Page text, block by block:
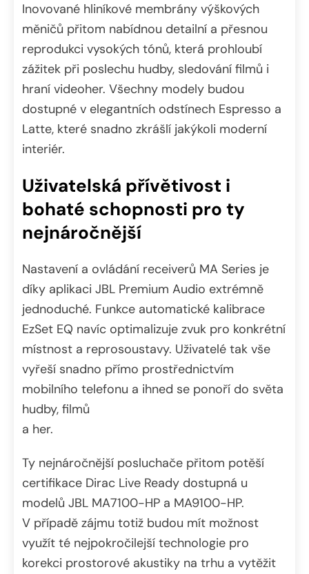
Inovované hliníkové membrány výškových
měničů přitom nabídnou detailní a přesnou
reprodukci vysokých tónů, která prohloubí
zážitek při poslechu hudby, sledování filmů i
hraní videoher. Všechny modely budou
dostupné v elegantních odstínech Espresso a
Latte, které snadno zkrášlí jakýkoli moderní
interiér.
Uživatelská přívětivost i
bohaté schopnosti pro ty
nejnáročnější
Nastavení a ovládání receiverů MA Series je
díky aplikaci JBL Premium Audio extrémně
jednoduché. Funkce automatické kalibrace
EzSet EQ navíc optimalizuje zvuk pro konkrétní
místnost a reprosoustavy. Uživatelé tak vše
vyřeší snadno přímo prostřednictvím
mobilního telefonu a ihned se ponoří do světa
hudby, filmů
a her.
Ty nejnáročnější posluchače přitom potěší
certifikace Dirac Live Ready dostupná u
modelů JBL MA7100-HP a MA9100-HP.
V případě zájmu totiž budou mít možnost
využít té nejpokročilejší technologie pro
korekci prostorové akustiky na trhu a vytěžit